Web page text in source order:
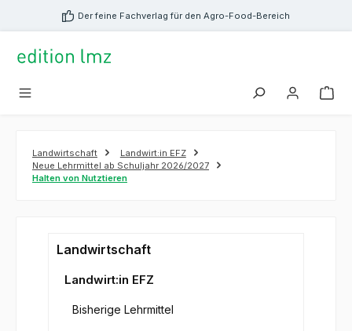
springen Der feine Fachverlag für den Agro-Food-Bereich
Landwirtschaft
Landwirt:in EFZ
Neue Lehrmittel ab Schuljahr 2026/2027
Halten von Nutztieren
Landwirtschaft
Landwirt:in EFZ
Bisherige Lehrmittel